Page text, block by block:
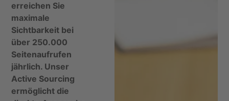
erreichen Sie
maximale
Sichtbarkeit bei
über 250.000
Seitenaufrufen
jährlich. Unser
Active Sourcing
ermöglicht die